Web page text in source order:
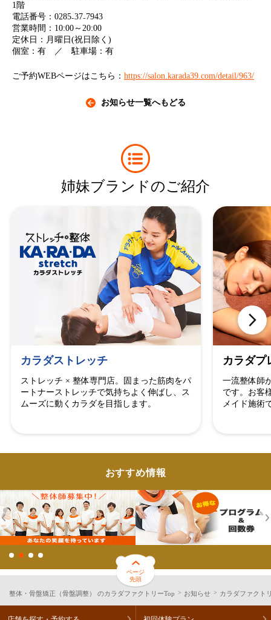
1階
電話番号：0285₋37₋7943
営業時間：10:00～20:00
定休日：月曜日(祝日除く)
個室：有 ／ 駐車場：有
ご予約WEBページはこちら： https://salon.karada39.com/detail/963/
お知らせ一覧へもどる
姉妹ブランドのご紹介
カラダストレッチ
ストレッチ × 整体専門店。固まった筋肉をパ
ートナーストレッチで気持ちよく伸ばし、ス
ムーズに動くカラダを目指します。
カラダプ
一流整体師
です。お客
メイド施術
おすすめ情報
ページ
先頭
整体・骨盤矯正（骨盤調整） のカラダファクトリーTop お知らせ カラダファクト